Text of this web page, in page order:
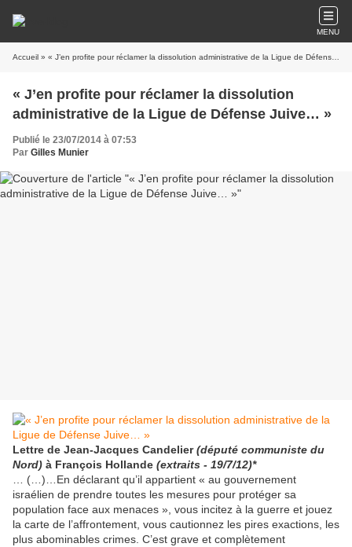
MENU
Accueil » « J’en profite pour réclamer la dissolution administrative de la Ligue de Défense Juive… »
« J’en profite pour réclamer la dissolution
administrative de la Ligue de Défense Juive… »
Publié le 23/07/2014 à 07:53
Par Gilles Munier
Lettre de Jean-Jacques Candelier(député communiste du
Nord) à François Hollande (extraits - 19/7/12)*
… (…)…En déclarant qu’il appartient « au gouvernement
israélien de prendre toutes les mesures pour protéger sa
population face aux menaces », vous incitez à la guerre et jouez
la carte de l’affrontement, vous cautionnez les pires exactions, les
plus abominables crimes. C’est grave et complètement